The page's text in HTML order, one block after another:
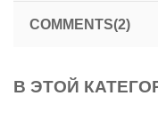
COMMENTS(2)
В ЭТОЙ